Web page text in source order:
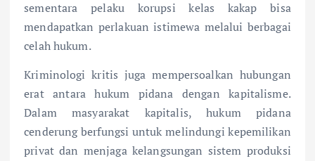
sementara pelaku korupsi kelas kakap bisa
mendapatkan perlakuan istimewa melalui berbagai
celah hukum.
Kriminologi kritis juga mempersoalkan hubungan
erat antara hukum pidana dengan kapitalisme.
Dalam masyarakat kapitalis, hukum pidana
cenderung berfungsi untuk melindungi kepemilikan
privat dan menjaga kelangsungan sistem produksi